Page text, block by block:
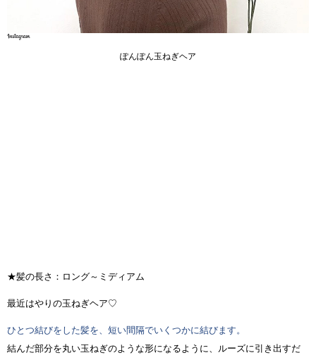
ぽんぽん玉ねぎヘア
★髪の長さ：ロング～ミディアム
最近はやりの玉ねぎヘア♡
ひとつ結びをした髪を、短い間隔でいくつかに結びます。
結んだ部分を丸い玉ねぎのような形になるように、ルーズに引き出すだ